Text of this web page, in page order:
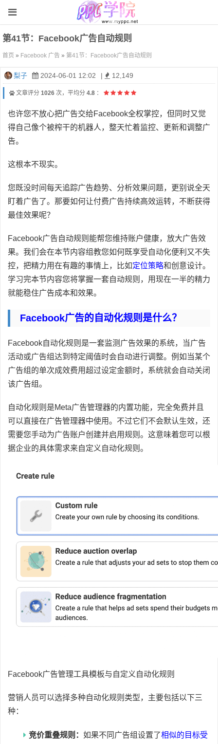
第41节：Facebook广告自动规则
首页 » Facebook 广告 » 第41节：Facebook广告自动规则
梨子 2024-06-01 12:02 | 12,149
文章评分 1026 次，平均分 4.8 ：
也许您不放心把广告交给Facebook全权掌控，但同时又觉
得自己像个被榨干的机器人，整天忙着监控、更新和调整广
告。
这根本不现实。
您既没时间每天追踪广告趋势、分析效果问题，更别说全天
盯着广告了。那要如何让付费广告持续高效运转，不断获得
最佳效果呢？
Facebook广告自动规则能帮您维持账户健康，放大广告效
果。我们会在本节内容组教您如何既享受自动化便利又不失
控，把精力用在有趣的事情上，比如定位策略和创意设计。
学习完本节内容您将掌握一套自动规则，用现在一半的精力
就能稳住广告成本和效果。
Facebook广告的自动化规则是什么？
Facebook自动化规则是一套监测广告效果的系统，当广告
活动或广告组达到特定阈值时会自动进行调整。例如当某个
广告组的单次成效费用超过设定金额时，系统就会自动关闭
该广告组。
自动化规则是Meta广告管理器的内置功能，完全免费并且
可以直接在广告管理器中使用。不过它们不会默认生效，还
需要您手动为广告账户创建并启用规则。这意味着您可以根
据企业的具体需求来自定义自动化规则。
Facebook广告管理工具模板与自定义自动化规则
营销人员可以选择多种自动化规则类型，主要包括以下三
种：
竞价重叠规则： 如果不同广告组设置了相似的目标受